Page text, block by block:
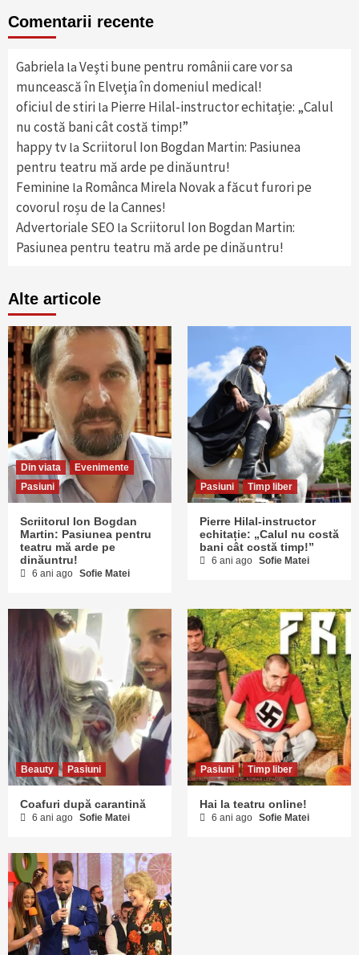
Comentarii recente
Gabriela la Veşti bune pentru românii care vor sa
muncească în Elveţia în domeniul medical!
oficiul de stiri la Pierre Hilal-instructor echitație: „Calul
nu costă bani cât costă timp!”
happy tv la Scriitorul Ion Bogdan Martin: Pasiunea
pentru teatru mă arde pe dinăuntru!
Feminine la Românca Mirela Novak a făcut furori pe
covorul roșu de la Cannes!
Advertoriale SEO la Scriitorul Ion Bogdan Martin:
Pasiunea pentru teatru mă arde pe dinăuntru!
Alte articole
Din viata
Evenimente
Pasiuni
Scriitorul Ion Bogdan
Martin: Pasiunea pentru
teatru mă arde pe
dinăuntru!
6 ani ago Sofie Matei
Pasiuni Timp liber
Pierre Hilal-instructor
echitație: „Calul nu costă
bani cât costă timp!”
6 ani ago Sofie Matei
Beauty Pasiuni
Coafuri după carantină
6 ani ago Sofie Matei
Pasiuni Timp liber
Hai la teatru online!
6 ani ago Sofie Matei